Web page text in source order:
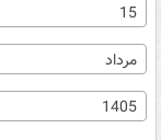
15
مرداد
1405